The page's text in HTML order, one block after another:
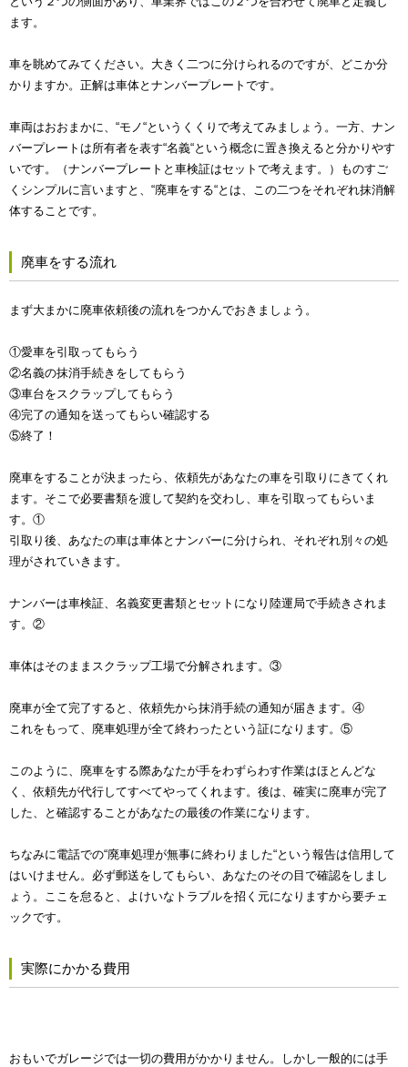
ます。
車を眺めてみてください。大きく二つに分けられるのですが、どこか分
かりますか。正解は車体とナンバープレートです。
車両はおおまかに、“モノ“というくくりで考えてみましょう。一方、ナン
バープレートは所有者を表す“名義“という概念に置き換えると分かりやす
いです。（ナンバープレートと車検証はセットで考えます。）ものすご
くシンプルに言いますと、“廃車をする“とは、この二つをそれぞれ抹消解
体することです。
廃車をする流れ
まず大まかに廃車依頼後の流れをつかんでおきましょう。
①愛車を引取ってもらう
②名義の抹消手続きをしてもらう
③車台をスクラップしてもらう
④完了の通知を送ってもらい確認する
⑤終了！
廃車をすることが決まったら、依頼先があなたの車を引取りにきてくれ
ます。そこで必要書類を渡して契約を交わし、車を引取ってもらいま
す。①
引取り後、あなたの車は車体とナンバーに分けられ、それぞれ別々の処
理がされていきます。
ナンバーは車検証、名義変更書類とセットになり陸運局で手続きされま
す。②
車体はそのままスクラップ工場で分解されます。③
廃車が全て完了すると、依頼先から抹消手続の通知が届きます。④
これをもって、廃車処理が全て終わったという証になります。⑤
このように、廃車をする際あなたが手をわずらわす作業はほとんどな
く、依頼先が代行してすべてやってくれます。後は、確実に廃車が完了
した、と確認することがあなたの最後の作業になります。
ちなみに電話での“廃車処理が無事に終わりました“という報告は信用して
はいけません。必ず郵送をしてもらい、あなたのその目で確認をしまし
ょう。ここを怠ると、よけいなトラブルを招く元になりますから要チェ
ックです。
実際にかかる費用
おもいでガレージでは一切の費用がかかりません。しかし一般的には手